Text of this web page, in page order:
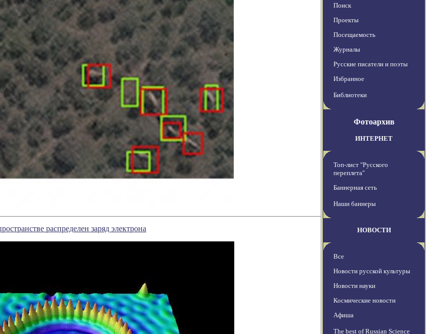
распределен заряд электрона
Поиск
Проекты
Посещаемость
Журналы
Русские писатели и поэты
Избранное
Библиотеки
Фотоархив
ИНТЕРНЕТ
Топ-лист "Русского
переплета"
Баннерная сеть
Наши баннеры
НОВОСТИ
Все
Новости русской культуры
Новости науки
Космические новости
Афиша
The best of Russian Science